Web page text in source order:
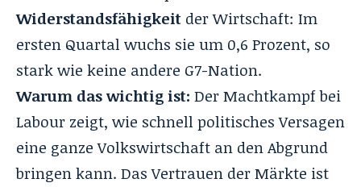
Widerstandsfähigkeit der Wirtschaft: Im
ersten Quartal wuchs sie um 0,6 Prozent, so
stark wie keine andere G7-Nation.
Warum das wichtig ist: Der Machtkampf bei
Labour zeigt, wie schnell politisches Versagen
eine ganze Volkswirtschaft an den Abgrund
bringen kann. Das Vertrauen der Märkte ist